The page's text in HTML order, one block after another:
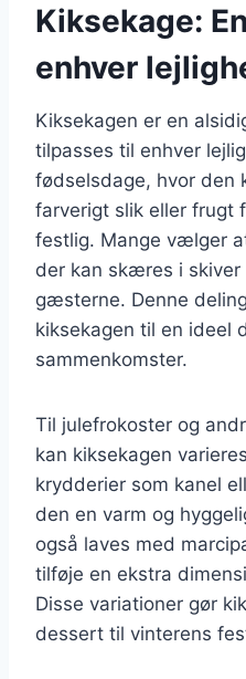
Kiksekage:
enhver
Kiksekagen er en
tilpasses til enhver
fødselsdage, hvor den
farverigt slik eller frugt
festlig. Mange vælger
der kan skæres i
gæsterne. Denne
kiksekagen til en ideel
sammenkomster.
Til julefrokoster og
kan kiksekagen
krydderier som kanel
den en varm og
også laves med
tilføje en ekstra
Disse variationer gør
dessert til vinterens